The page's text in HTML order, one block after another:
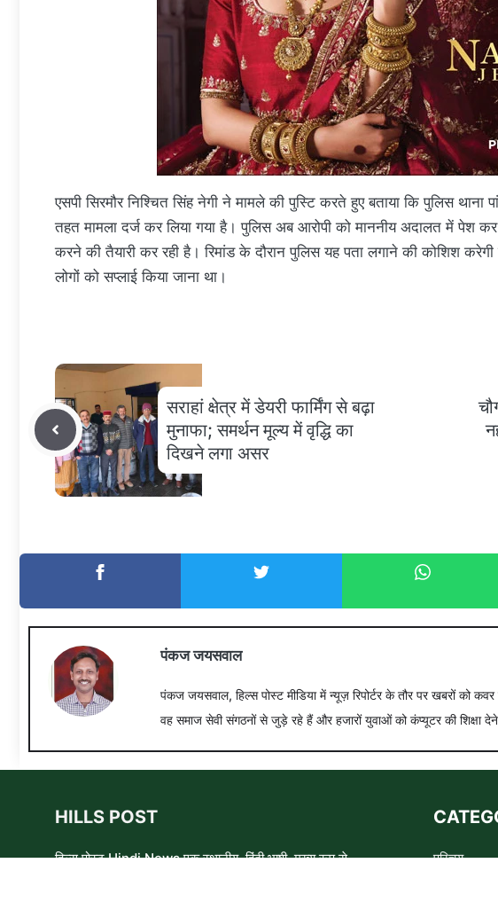
एसपी सिरमौर निश्चित सिंह नेगी ने मामले की पुस्टि करते हुए बताया कि पुलिस
तहत मामला दर्ज कर लिया गया है। पुलिस अब आरोपी को माननीय अदालत में पेश
करने की तैयारी कर रही है। रिमांड के दौरान पुलिस यह पता लगाने की कोशिश
लोगों को सप्लाई किया जाना था।
सराहां क्षेत्र में डेयरी फार्मिंग से बढ़ा
मुनाफा; समर्थन मूल्य में वृद्धि का
दिखने लगा असर
पंकज जयसवाल
पंकज जयसवाल, हिल्स पोस्ट मीडिया में न्यूज़ रिपोर्टर के तौर पर खबरों को
वह समाज सेवी संगठनों से जुड़े रहे हैं और हजारों युवाओं को कंप्यूटर की शिक्षा
HILLS POST
हिल्स पोस्ट Hindi News एक स्थानीय, हिंदी भाषी, मुख्य रूप से
परिचय